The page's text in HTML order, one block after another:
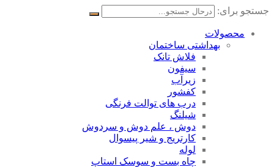
جستجو برای:
محصولات
بهداشتی ساختمان
فلاش تانک
سیفون
زیرآب
کفشور
درب های توالت فرنگی
شیلنگ
دوش ، علم دوش و سردوش
کارتریج و شیر پیسوال
لوله
چاه بست و سوسک استاپ